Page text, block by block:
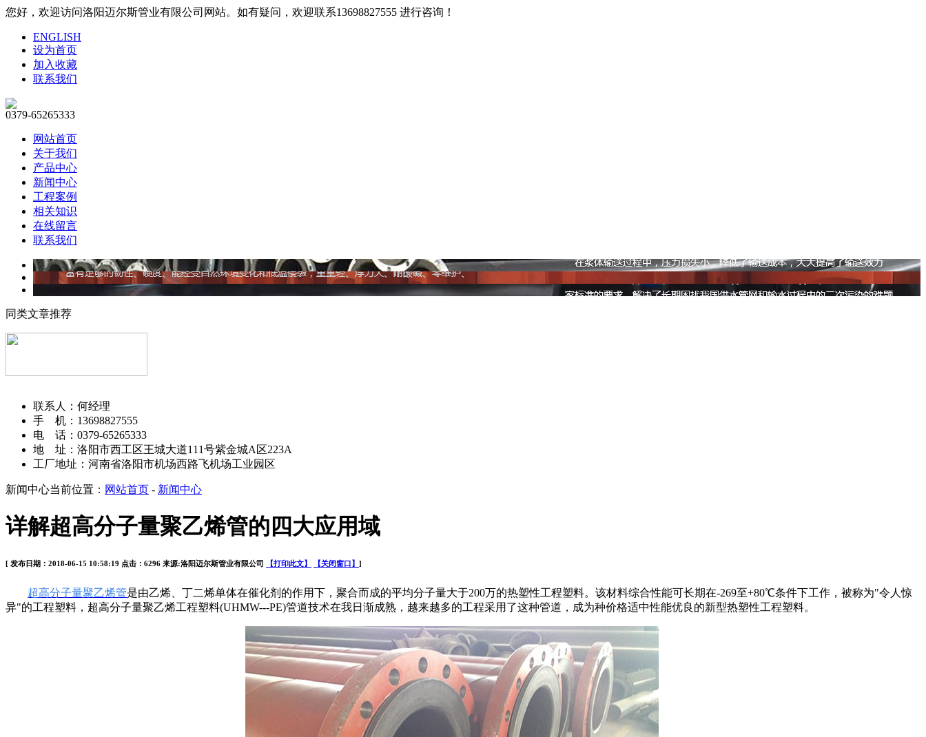
您好，欢迎访问洛阳迈尔斯管业有限公司网站。如有疑问，欢迎联系13698827555 进行咨询！
ENGLISH
设为首页
加入收藏
联系我们
0379-65265333
网站首页
关于我们
产品中心
新闻中心
工程案例
相关知识
在线留言
联系我们
同类文章推荐
联系人：何经理
手 机：13698827555
电 话：0379-65265333
地 址：洛阳市西工区王城大道111号紫金城A区223A
工厂地址：河南省洛阳市机场西路飞机场工业园区
新闻中心当前位置： 网站首页 - 新闻中心
详解超高分子量聚乙烯管的四大应用域
[ 发布日期：2018-06-15 10:58:19 点击：6296 来源:洛阳迈尔斯管业有限公司 【打印此文】 【关闭窗口】 ]
超高分子量聚乙烯管是由乙烯、丁二烯单体在催化剂的作用下，聚合而成的平均分子量大于200万的热塑性工程塑料。该材料综合性能可长期在-269至+80℃条件下工作，被称为"令人惊
异"的工程塑料，超高分子量聚乙烯工程塑料(UHMW---PE)管道技术在我日渐成熟，越来越多的工程采用了这种管道，成为种价格适中性能优良的新型热塑性工程塑料。